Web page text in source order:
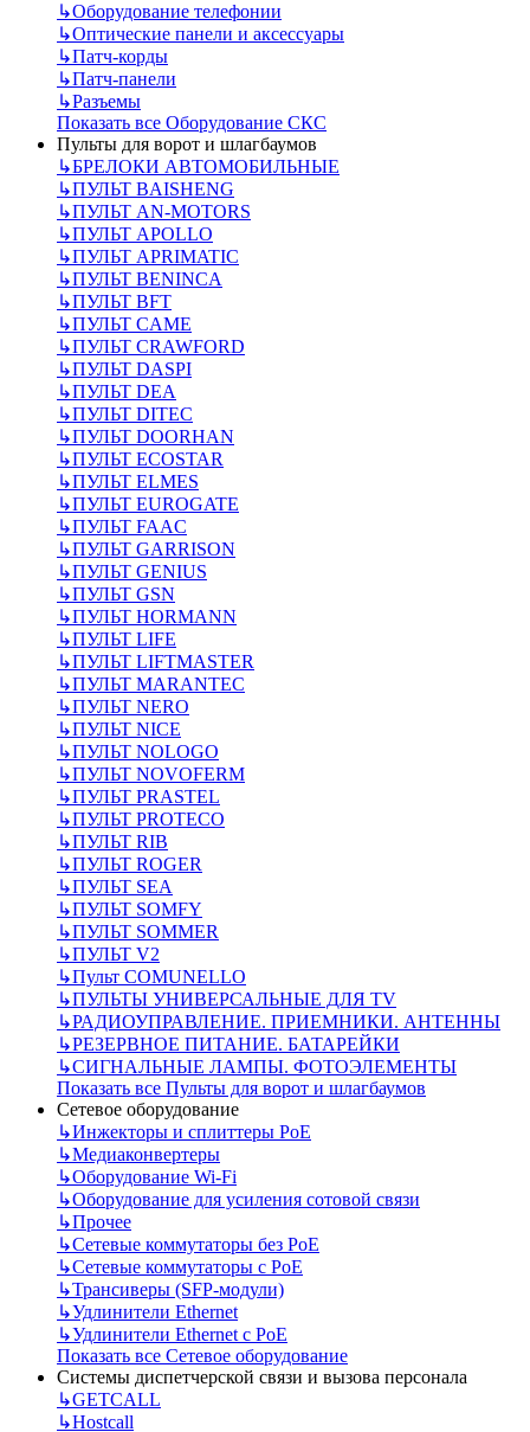
↳Оборудование телефонии
↳Оптические панели и аксессуары
↳Патч-корды
↳Патч-панели
↳Разъемы
Показать все Оборудование СКС
Пульты для ворот и шлагбаумов
↳БРЕЛОКИ АВТОМОБИЛЬНЫЕ
↳ПУЛЬТ BAISHENG
↳ПУЛЬТ AN-MOTORS
↳ПУЛЬТ APOLLO
↳ПУЛЬТ APRIMATIC
↳ПУЛЬТ BENINCA
↳ПУЛЬТ BFT
↳ПУЛЬТ CAME
↳ПУЛЬТ CRAWFORD
↳ПУЛЬТ DASPI
↳ПУЛЬТ DEA
↳ПУЛЬТ DITEC
↳ПУЛЬТ DOORHAN
↳ПУЛЬТ ECOSTAR
↳ПУЛЬТ ELMES
↳ПУЛЬТ EUROGATE
↳ПУЛЬТ FAAC
↳ПУЛЬТ GARRISON
↳ПУЛЬТ GENIUS
↳ПУЛЬТ GSN
↳ПУЛЬТ HORMANN
↳ПУЛЬТ LIFE
↳ПУЛЬТ LIFTMASTER
↳ПУЛЬТ MARANTEC
↳ПУЛЬТ NERO
↳ПУЛЬТ NICE
↳ПУЛЬТ NOLOGO
↳ПУЛЬТ NOVOFERM
↳ПУЛЬТ PRASTEL
↳ПУЛЬТ PROTECO
↳ПУЛЬТ RIB
↳ПУЛЬТ ROGER
↳ПУЛЬТ SEA
↳ПУЛЬТ SOMFY
↳ПУЛЬТ SOMMER
↳ПУЛЬТ V2
↳Пульт СOMUNELLO
↳ПУЛЬТЫ УНИВЕРСАЛЬНЫЕ ДЛЯ TV
↳РАДИОУПРАВЛЕНИЕ. ПРИЕМНИКИ. АНТЕННЫ
↳РЕЗЕРВНОЕ ПИТАНИЕ. БАТАРЕЙКИ
↳СИГНАЛЬНЫЕ ЛАМПЫ. ФОТОЭЛЕМЕНТЫ
Показать все Пульты для ворот и шлагбаумов
Сетевое оборудование
↳Инжекторы и сплиттеры РоЕ
↳Медиаконвертеры
↳Оборудование Wi-Fi
↳Оборудование для усиления сотовой связи
↳Прочее
↳Сетевые коммутаторы без РоЕ
↳Сетевые коммутаторы с РоЕ
↳Трансиверы (SFP-модули)
↳Удлинители Ethernet
↳Удлинители Ethernet с PoE
Показать все Сетевое оборудование
Системы диспетчерской связи и вызова персонала
↳GETCALL
↳Hostcall